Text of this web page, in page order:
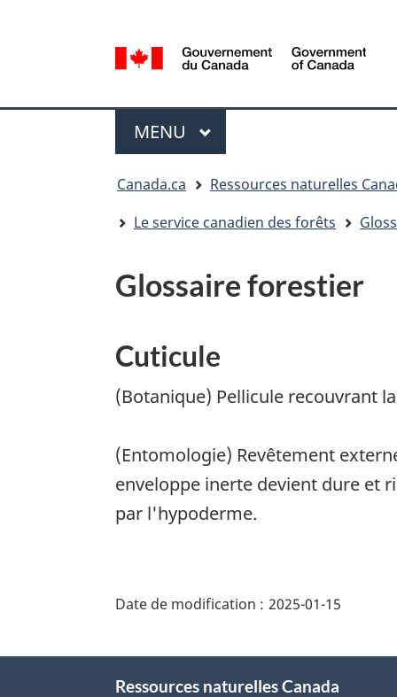
de
la
Government
MENU PRINCIPAL
Canada.ca
Ressources naturelles
Le service canadien des forêts
Glossaire forestier
Cuticule
(Botanique) Pellicule recouvrant
(Entomologie) Revêtement
enveloppe inerte devient dure et
par l'hypoderme.
de
page"
Date de modification : 2025-01-15
Ressources naturelles Canada